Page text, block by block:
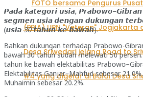
𝙋𝙖𝙙𝙖 𝙠𝙖𝙩𝙚𝙜𝙤𝙧𝙞 𝙪𝙨𝙞𝙖,
𝙨𝙚𝙜𝙢𝙚𝙣 𝙪𝙨𝙞𝙖 𝙙𝙚𝙣𝙜𝙖𝙣 𝙙𝙪𝙠𝙪𝙣𝙜𝙖𝙣
(𝙪𝙨𝙞𝙖 30𝙩𝙖𝙝𝙪𝙣 𝙠𝙚 𝙗𝙖𝙬𝙖𝙝).
Bahkan dukungan terhadap Prabowo-
bawah 30 tahun sudah melewati 50
tahun ke bawah elektabilitas
Elektabilitas Ganjar–Mahfud sebesar
Muhaimin sebesar 20.2%.